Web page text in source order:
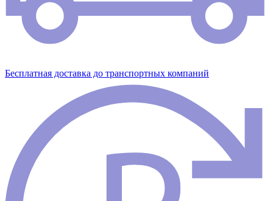
Бесплатная доставка до транспортных компаний